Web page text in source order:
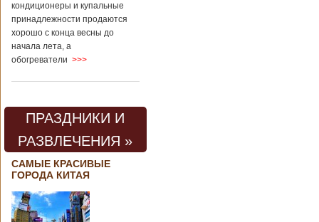
кондиционеры и купальные
принадлежности продаются
хорошо с конца весны до
начала лета, а
обогреватели >>>
ПРАЗДНИКИ И
РАЗВЛЕЧЕНИЯ »
САМЫЕ КРАСИВЫЕ
ГОРОДА КИТАЯ